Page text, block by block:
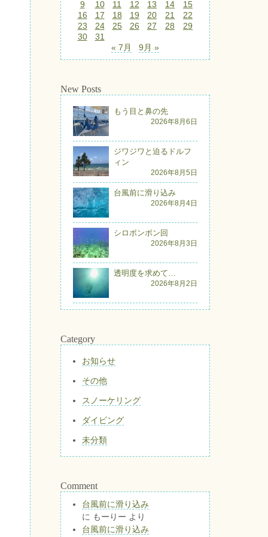
9 10 11 12 13 14
15
16
17 18 19 20 21
22
23
24 25 26 27 28
29
30
31
« 7月
9月 »
New Posts
もう目と鼻の先
2026年8月6日
ジワジワと迫るドルフ
ィン
2026年8月5日
台風前に滑り込み
2026年8月4日
シロボンボン回
2026年8月3日
透明度を求めて…
2026年8月2日
Category
お知らせ
その他
スノーケリング
ダイビング
未分類
Comment
台風前に滑り込み
に もーりー より
台風前に滑り込み